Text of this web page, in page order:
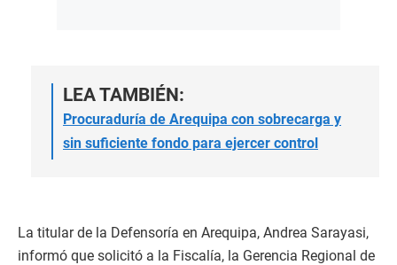
LEA TAMBIÉN:
Procuraduría de Arequipa con sobrecarga y
sin suficiente fondo para ejercer control
La titular de la Defensoría en Arequipa, Andrea Sarayasi,
informó que solicitó a la Fiscalía, la Gerencia Regional de